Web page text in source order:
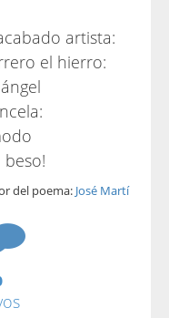
artista:
el hierro:
del poema: José Martí